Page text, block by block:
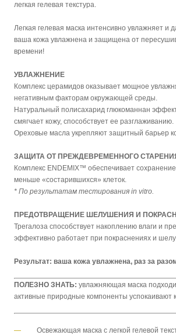
легкая гелевая текстура.
Легкая гелевая маска интенсивно увлажняет
ваша кожа увлажнена и защищена от
времени!
УВЛАЖНЕНИЕ
Комплекс церамидов оказывает мощное
негативным факторам окружающей среды.
Натуральный полисахарид глюкоманнан
смягчает кожу, способствует ее разглаживанию.
Ореховые масла укрепляют защитный барьер
ЗАЩИТА ОТ ПРЕЖДЕВРЕМЕННОГО
Комплекс ENDEMIX™ обеспечивает
меньше «состарившихся» клеток.
* По результатам тестирования in vitro.
ПРЕДОТВРАЩЕНИЕ ШЕЛУШЕНИЯ И
Трегалоза способствует накоплению влаги и
эффективно работает при покраснениях и
Результат: ваша кожа увлажнена, раз за
ПОЛЕЗНО ЗНАТЬ:увлажняющая маска
активные природные компоненты успокаивают
Освежающая маска с легкой гелевой